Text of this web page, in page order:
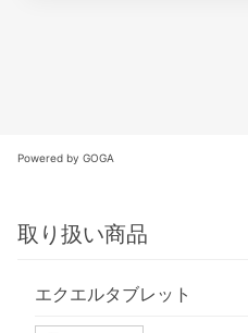
Powered by GOGA
取り扱い商品
エクエルタブレット